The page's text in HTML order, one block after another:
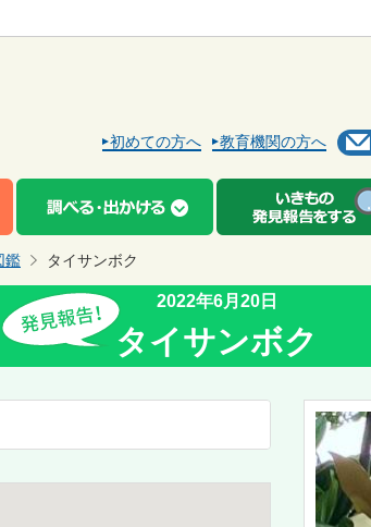
初めての方へ 教育機関の方へ
鑑 タイサンボク
2022年6月20日
タイサンボク